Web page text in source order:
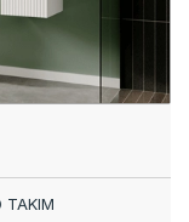
TAKIM